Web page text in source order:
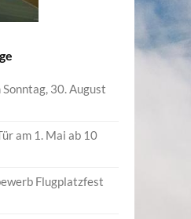
30. August
am 1. Mai ab 10
Flugplatzfest